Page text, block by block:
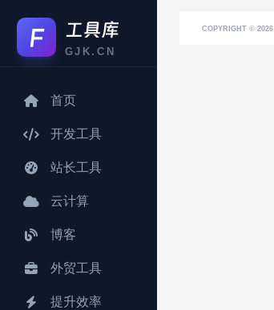
GJK.CN
首页
开发工具
站长工具
云计算
博客
外贸工具
提升效率
COPYRIGHT © 2026